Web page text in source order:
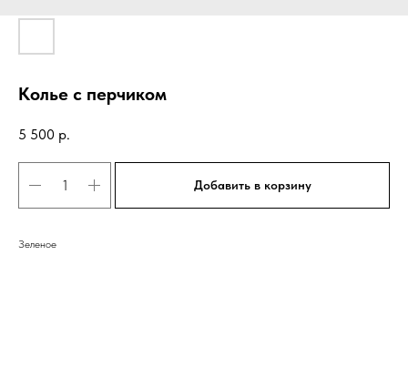
Колье с перчиком
5 500 р.
Добавить в корзину
Зеленое